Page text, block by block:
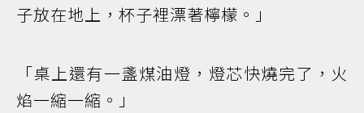
子放在地上，杯子裡漂著檸檬。」
「桌上還有一盞煤油燈，燈芯快燒完了，火
焰一縮一縮。」